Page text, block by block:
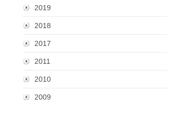
2019
2018
2017
2011
2010
2009